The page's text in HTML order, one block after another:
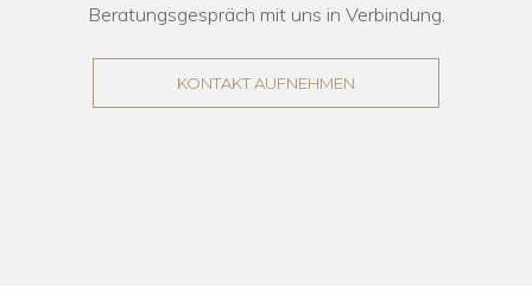
Beratungsgespräch mit uns in Verbindung.
KONTAKT AUFNEHMEN